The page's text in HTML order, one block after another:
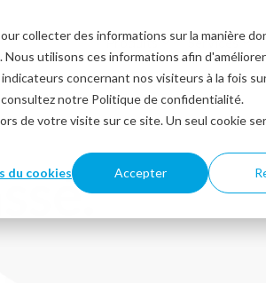
collecter des informations sur la manière
utilisons ces informations afin
concernant nos visiteurs à la fois
notre Politique de confidentialité.
de votre visite sur ce site. Un seul cookie
du cookies Accepter
Produits Services